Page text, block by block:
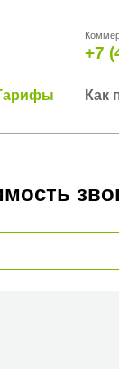
+7
Как